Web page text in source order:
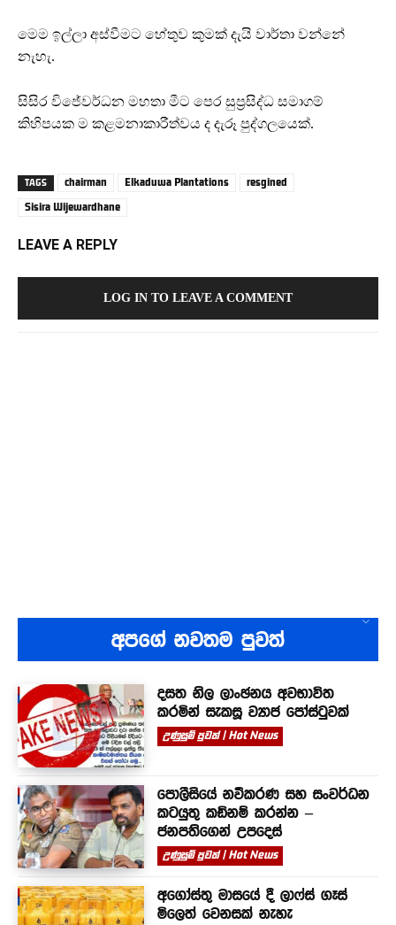
මෙම ඉල්ලා අස්වීමට හේතුව කුමක් දැයි වාර්තා වන්නේ
නැහැ.
සිසිර විජේවර්ධන මහතා මීට පෙර සුප්‍රසිද්ධ සමාගම්
කිහිපයක ම කළමනාකාරීත්වය ද දැරූ පුද්ගලයෙක්.
TAGS chairman Elkaduwa Plantations
resgined
Sisira Wijewardhane
LEAVE A REPLY
LOG IN TO LEAVE A COMMENT
අපගේ නවතම පුවත්
දසත නිල ලාංඡනය අවභාවිත
කරමින් සැකසූ ව්‍යාජ පෝස්ටුවක්
උණුසුම් පුවත් | Hot News
පොලීසියේ නවීකරණ සහ සංවර්ධන
කටයුතු කඩිනම් කරන්න –
ජනපතිගෙන් උපදෙස්
උණුසුම් පුවත් | Hot News
අගෝස්තු මාසයේ දී ලාෆ්ස් ගෑස්
මිලෙත් වෙනසක් නැහැ